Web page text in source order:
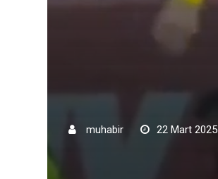
muhabir 22 Mart 2025